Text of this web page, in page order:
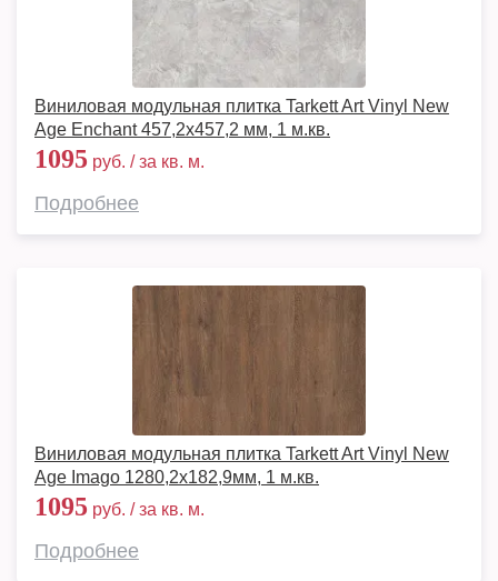
Виниловая модульная плитка Tarkett Art Vinyl New
Age Enchant 457,2x457,2 мм, 1 м.кв.
1095 руб. / за кв. м.
Подробнее
Виниловая модульная плитка Tarkett Art Vinyl New
Age Imago 1280,2х182,9мм, 1 м.кв.
1095 руб. / за кв. м.
Подробнее